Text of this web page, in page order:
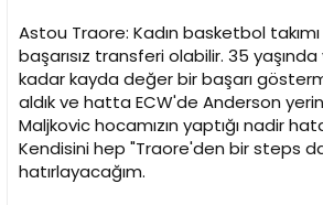
Astou Traore: Kadın basketbol
başarısız transferi olabilir. 35
kadar kayda değer bir başarı
aldık ve hatta ECW'de Anderson
Maljkovic hocamızın yaptığı nadir
Kendisini hep "Traore'den bir steps
hatırlayacağım.